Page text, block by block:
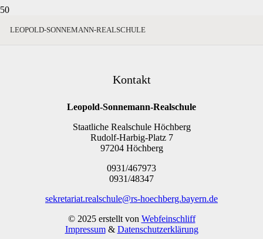
LEOPOLD-SONNEMANN-REALSCHULE
Kontakt
Leopold-Sonnemann-Realschule
Staatliche Realschule Höchberg
Rudolf-Harbig-Platz 7
97204 Höchberg
0931/467973
0931/48347
sekretariat.realschule@rs-hoechberg.bayern.de
© 2025 erstellt von Webfeinschliff
Impressum& Datenschutzerklärung